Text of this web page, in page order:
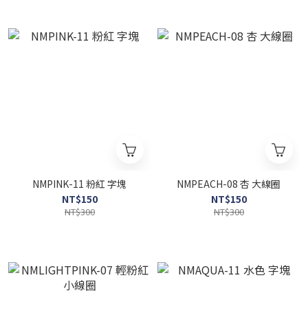
NMPINK-11 粉紅 字塊
NT$150
NT$300
NMPEACH-08 杏 大線圈
NT$150
NT$300